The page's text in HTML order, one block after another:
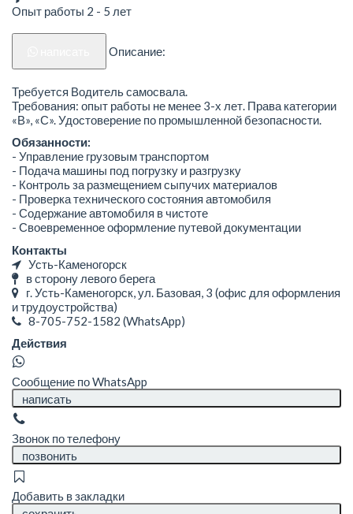
Опыт работы 2 - 5 лет
Описание:
Требуется Водитель самосвала.
Требования: опыт работы не менее 3-х лет. Права категории
«В», «С». Удостоверение по промышленной безопасности.
Обязанности:
- Управление грузовым транспортом
- Подача машины под погрузку и разгрузку
- Контроль за размещением сыпучих материалов
- Проверка технического состояния автомобиля
- Содержание автомобиля в чистоте
- Своевременное оформление путевой документации
Контакты
Усть-Каменогорск
в сторону левого берега
г. Усть-Каменогорск, ул. Базовая, 3 (офис для оформления
и трудоустройства)
8-705-752-1582 (WhatsApp)
Действия
Сообщение по WhatsApp
написать
Звонок по телефону
позвонить
Добавить в закладки